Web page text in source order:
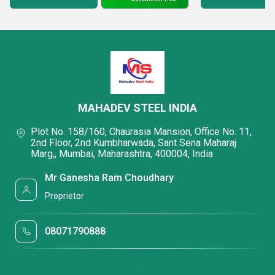
गुणवत्ता के उद्देश्य
हमने अपनी सेवा की सामान्य गुणवत्ता के लिए विशेष रूप से महत्वपूर्ण
स्वतंत्रता और निष्पक्षता
ग्राहकों के लिए व्यावहारिक लाभ
MAHADEV STEEL INDIA
Plot No. 158/160, Chaurasia Mansion, Office No. 11,
2nd Floor, 2nd Kumbharwada, Sant Sena Maharaj
Marg,, Mumbai, Maharashtra, 400004, India
Mr Ganesha Ram Choudhary
Proprietor
08071790888